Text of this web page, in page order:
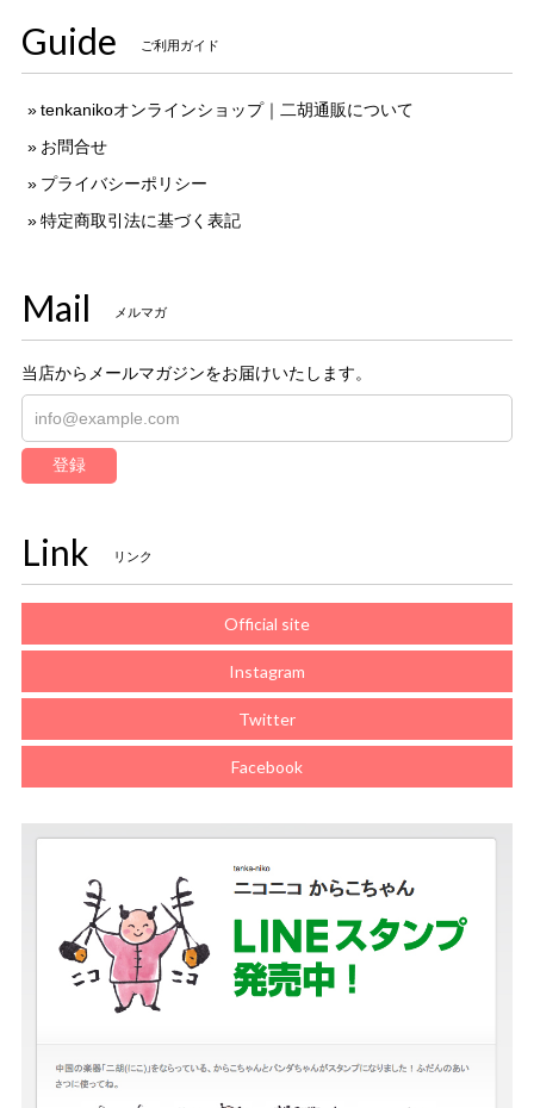
Guide ご利用ガイド
tenkanikoオンラインショップ｜二胡通販について
お問合せ
プライバシーポリシー
特定商取引法に基づく表記
Mail メルマガ
当店からメールマガジンをお届けいたします。
登録
Link リンク
Official site
Instagram
Twitter
Facebook